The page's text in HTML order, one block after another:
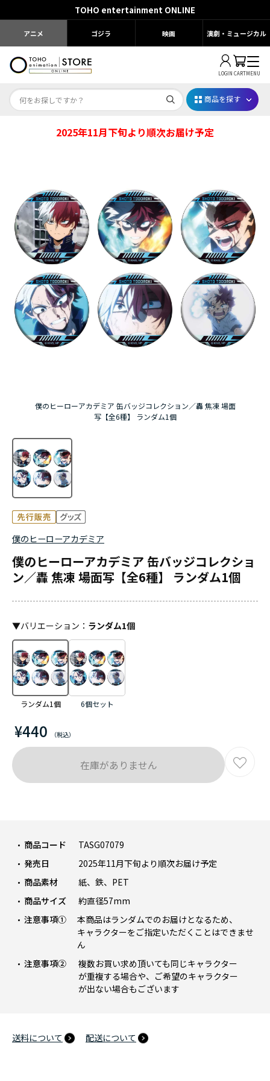
TOHO entertainment ONLINE
アニメ ゴジラ 映画 演劇・ミュージカル
LOGIN CARTMENU
じゅじゅフェス 2026
薬屋のひとりごと 夏の園遊会2026
名探偵コナン
アニメ『僕のヒーローアカデミア』10周年
ハイキュー!!ジャージ＆ユニフォーム
商品を探す
2025年11月下旬より順次お届け予定
僕のヒーローアカデミア 缶バッジコレクション／轟 焦凍 場面
写【全6種】 ランダム1個
僕のヒーローアカデミア
僕のヒーローアカデミア 缶バッジコレクショ
ン／轟 焦凍 場面写【全6種】 ランダム1個
¥440
商品コード
TASG07079
発売日
2025年11月下旬より順次お届け予定
商品素材
紙、鉄、PET
商品サイズ
約直径57mm
注意事項①
本商品はランダムでのお届けとなるため、
キャラクターをご指定いただくことはできませ
ん
注意事項②
複数お買い求め頂いても同じキャラクター
が重複する場合や、ご希望のキャラクター
が出ない場合もございます
送料について 配送について
▼バリエーション ： ランダム1個
ランダム1個 6個セット
在庫がありません